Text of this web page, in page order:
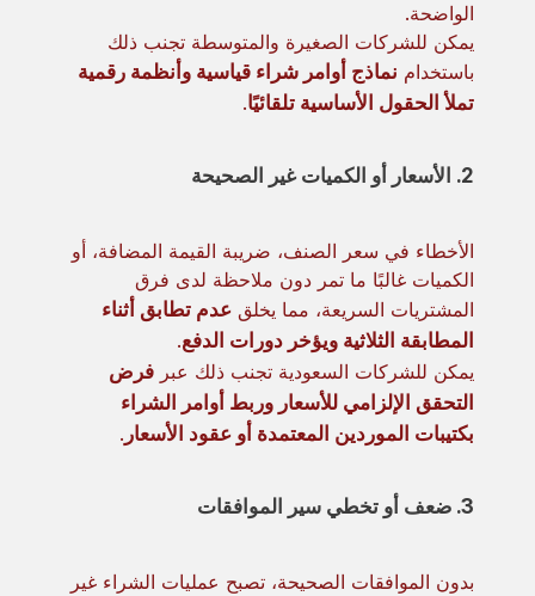
الواضحة.
يمكن للشركات الصغيرة والمتوسطة تجنب ذلك
باستخدام نماذج أوامر شراء قياسية وأنظمة رقمية
تملأ الحقول الأساسية تلقائيًا.
2. الأسعار أو الكميات غير الصحيحة
الأخطاء في سعر الصنف، ضريبة القيمة المضافة، أو
الكميات غالبًا ما تمر دون ملاحظة لدى فرق
المشتريات السريعة، مما يخلق عدم تطابق أثناء
المطابقة الثلاثية ويؤخر دورات الدفع.
يمكن للشركات السعودية تجنب ذلك عبر فرض
التحقق الإلزامي للأسعار وربط أوامر الشراء
بكتيبات الموردين المعتمدة أو عقود الأسعار .
3. ضعف أو تخطي سير الموافقات
بدون الموافقات الصحيحة، تصبح عمليات الشراء غير